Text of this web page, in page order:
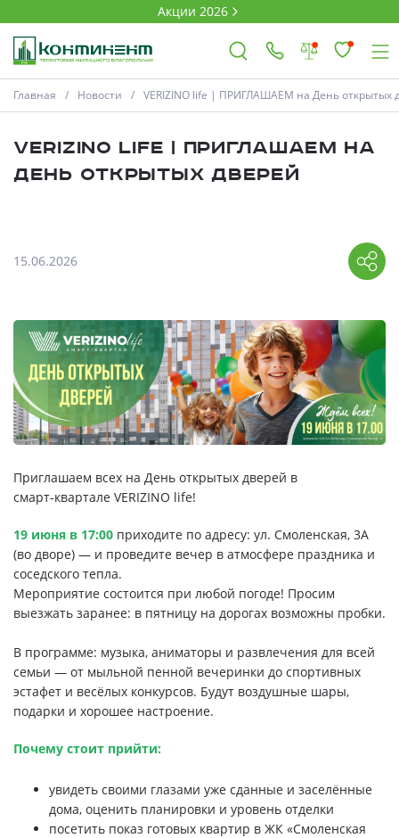
Акции 2026
Новости
Выбор недвижимости
Свои Люди
Работа
О компании
Онлайн-запись
Главная Новости VERIZINO life | ПРИГЛАШАЕМ на День открытых
VERIZINO life | ПРИГЛАШАЕМ на
День открытых дверей
15.06.2026
Приглашаем всех на День открытых дверей в
смарт‑квартале VERIZINO life!
19 июня в 17:00 приходите по адресу: ул. Смоленская, 3А
(во дворе) — и проведите вечер в атмосфере праздника и
соседского тепла.
Мероприятие состоится при любой погоде! Просим
выезжать заранее: в пятницу на дорогах возможны пробки.
В программе: музыка, аниматоры и развлечения для всей
семьи — от мыльной пенной вечеринки до спортивных
эстафет и весёлых конкурсов. Будут воздушные шары,
подарки и хорошее настроение.
Почему стоит прийти:
увидеть своими глазами уже сданные и заселённые
дома, оценить планировки и уровень отделки
посетить показ готовых квартир в ЖК «Смоленская